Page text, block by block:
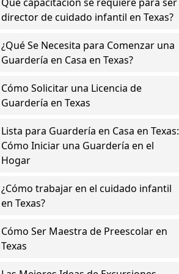
director de cuidado infantil en Texas?
¿Qué Se Necesita para Comenzar una
Guardería en Casa en Texas?
Cómo Solicitar una Licencia de
Guardería en Texas
Lista para Guardería en Casa en Texas:
Cómo Iniciar una Guardería en el
Hogar
¿Cómo trabajar en el cuidado infantil
en Texas?
Cómo Ser Maestra de Preescolar en
Texas